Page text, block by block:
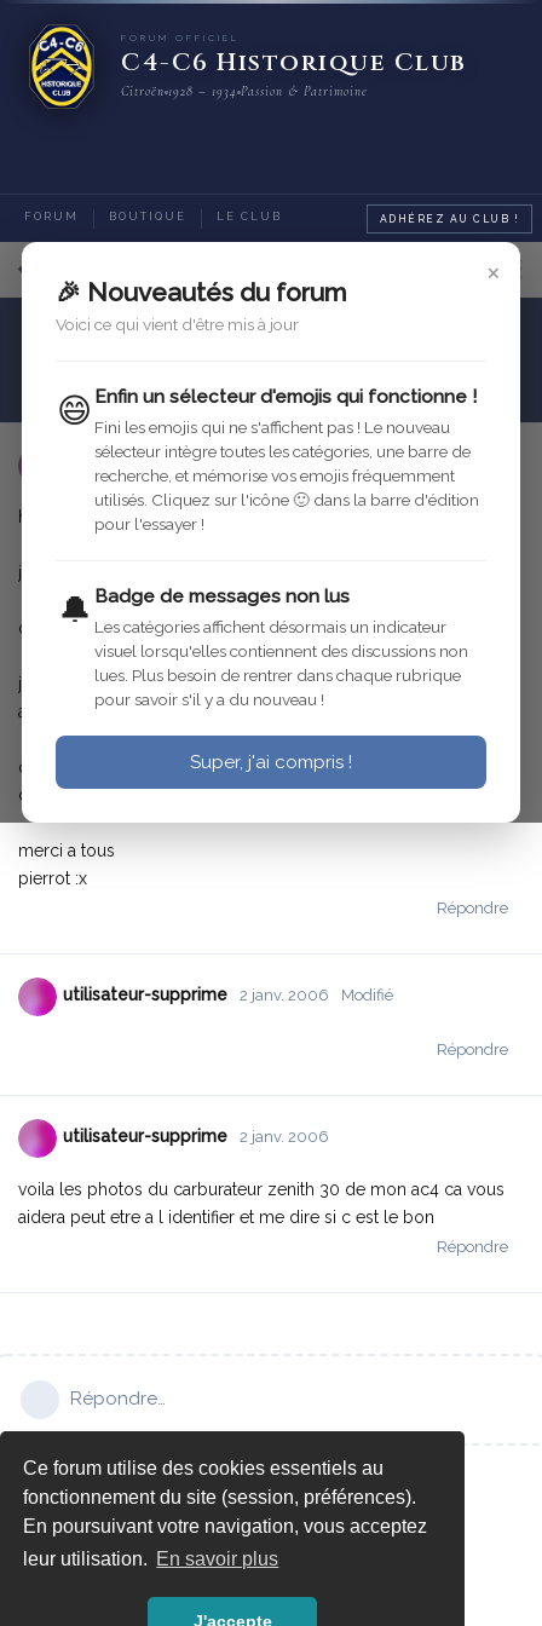
Ce forum utilise des cookies essentiels au
fonctionnement du site (session, préférences).
En poursuivant votre navigation, vous acceptez
leur utilisation. En savoir plus
J'accepte
FORUM OFFICIEL
C4-C6 Historique Club
Citroën 1928 – 1934 Passion & Patrimoine
FORUM BOUTIQUE LE CLUB ADHÉREZ AU CLUB !
×
🎉 Nouveautés du forum
Voici ce qui vient d'être mis à jour
😄 Enfin un sélecteur d'emojis qui fonctionne !
Fini les emojis qui ne s'affichent pas ! Le nouveau
sélecteur intègre toutes les catégories, une barre de
recherche, et mémorise vos emojis fréquemment
utilisés. Cliquez sur l'icône 🙂 dans la barre d'édition
pour l'essayer !
🔔 Badge de messages non lus
Les catégories affichent désormais un indicateur
visuel lorsqu'elles contiennent des discussions non
lues. Plus besoin de rentrer dans chaque rubrique
pour savoir s'il y a du nouveau !
Super, j'ai compris !
Motorisation
utilisateur-supprime 2 janv. 2006
hello bonjour a tous
je voudrais savoir si mon carburateur corresponds a la voiture
c est un zenith 30 et non pas un solex
je voulais changer l axe papillon et depanoto m as envoye un
axe pour solex de 32 qui est trop court et trop epais
ou puis je trouver les pieces de rechange pour ce type de
carbu
merci a tous
pierrot :x
Répondre
utilisateur-supprime 2 janv. 2006 Modifié
Répondre
utilisateur-supprime 2 janv. 2006
voila les photos du carburateur zenith 30 de mon ac4 ca vous
aidera peut etre a l identifier et me dire si c est le bon
Répondre
Répondre…